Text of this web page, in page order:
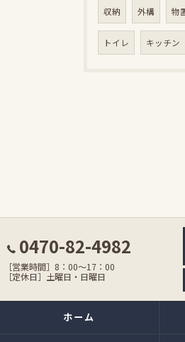
収納 外構 物
トイレ キッチン
0470-82-4982
［営業時間］8：00〜17：00
［定休日］土曜日・日曜日
ホーム